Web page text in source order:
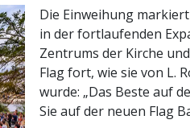
Die Einweihung
in der fortlaufenden
Zentrums der Kirche
Flag fort, wie sie von L.
wurde: „Das Beste auf
Sie auf der neuen Flag